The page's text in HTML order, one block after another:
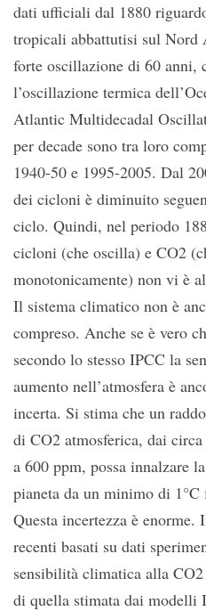
dati ufficiali dal 1880
tropicali abbattutisi sul Nord
forte oscillazione di 60 anni,
l’oscillazione termica
Atlantic Multidecadal
per decade sono tra loro
1940-50 e 1995-2005. Dal
dei cicloni è diminuito
ciclo. Quindi, nel periodo
cicloni (che oscilla) e CO2
monotonicamente) non vi è
Il sistema climatico non è
compreso. Anche se è vero
secondo lo stesso IPCC la
aumento nell’atmosfera è
incerta. Si stima che un
di CO2 atmosferica, dai
a 600 ppm, possa innalzare
pianeta da un minimo di
Questa incertezza è
recenti basati su dati
sensibilità climatica alla
di quella stimata dai modelli